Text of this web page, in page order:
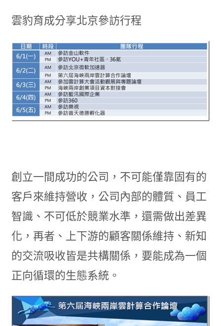
雲豹育成分享北京參訪行程
創立一間成功的公司，不可能僅靠固有的
客戶來維持營收，公司內部的體質、員工
智識、不可低於競業水準，還需做出差異
化，再者、上下游的顧客關係維持、新知
的交流吸收皆是共構關係，要能成為一個
正向循環的生態系統。